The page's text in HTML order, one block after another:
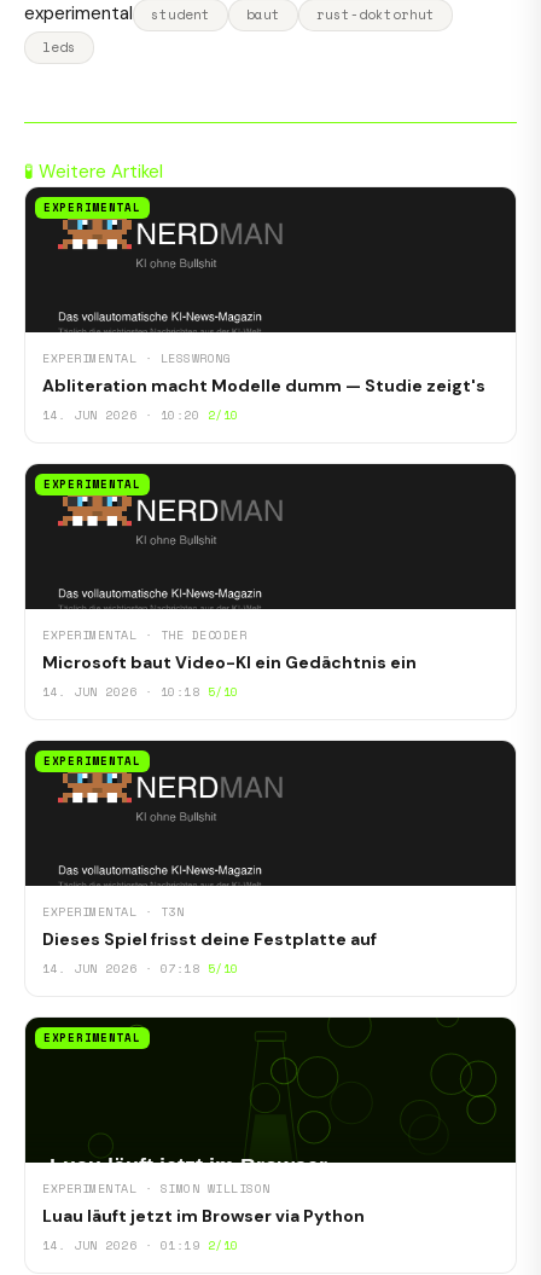
experimental student baut
rust-doktorhut
leds
🧪 Weitere Artikel
EXPERIMENTAL
EXPERIMENTAL · LESSWRONG
Abliteration macht Modelle dumm — Studie zeigt's
14. JUN 2026 · 10:20 2/10
EXPERIMENTAL
EXPERIMENTAL · THE DECODER
Microsoft baut Video-KI ein Gedächtnis ein
14. JUN 2026 · 10:18 5/10
EXPERIMENTAL
EXPERIMENTAL · T3N
Dieses Spiel frisst deine Festplatte auf
14. JUN 2026 · 07:18 5/10
EXPERIMENTAL
EXPERIMENTAL · SIMON WILLISON
Luau läuft jetzt im Browser via Python
14. JUN 2026 · 01:19 2/10